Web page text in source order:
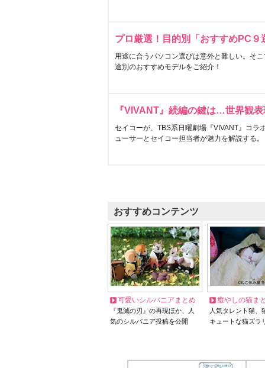
プロ厳選！目的別「おすすめPC９
用途に合うパソコン選びは意外と難しい。そ
途別のおすすめモデルをご紹介！
『VIVANT』続編の鍵は…世界観
セイコーが、TBS系日曜劇場『VIVANT』コラ
ューサーとセイコー担当者が魅力を解説する。
おすすめコンテンツ
可愛いシルバニアまとめ
『鬼滅の刃』の再現ほか、人
気のシルバニア投稿を公開
癒やしの猫ま
人気タレント猫
キュートな猫ズラ